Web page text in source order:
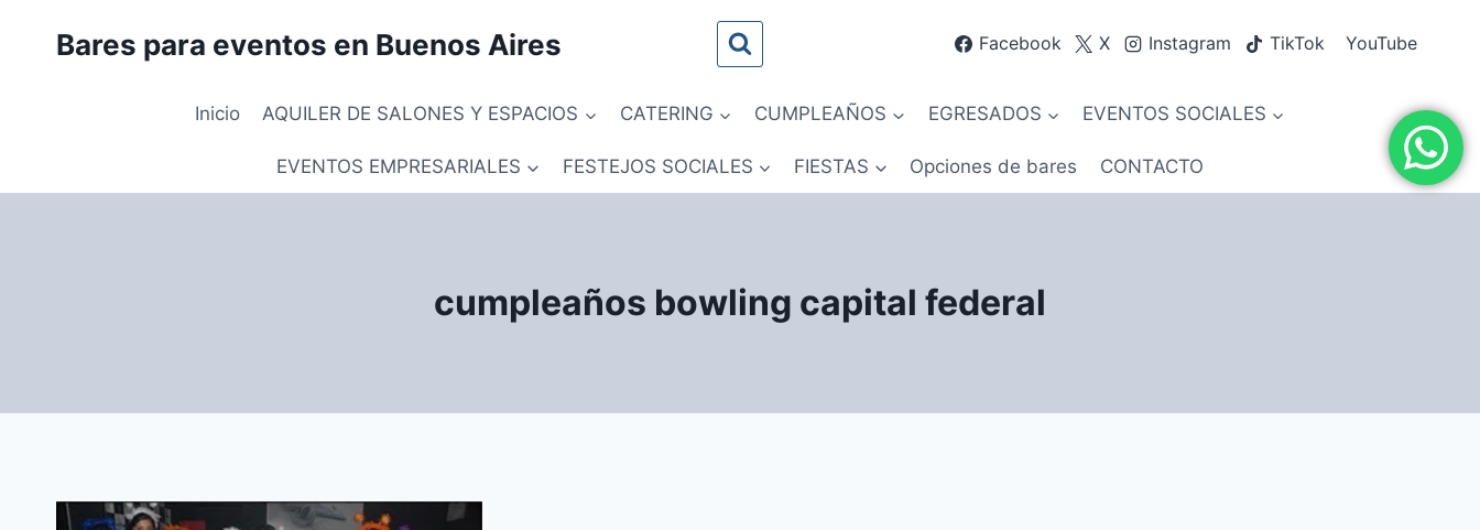
Bares para eventos en Buenos Aires Facebook X Instagram TikTok YouTube
Inicio AQUILER DE SALONES Y ESPACIOS CATERING CUMPLEAÑOS EGRESADOS EVENTOS SOCIALES
EVENTOS EMPRESARIALES FESTEJOS SOCIALES FIESTAS Opciones de bares CONTACTO
cumpleaños bowling capital federal